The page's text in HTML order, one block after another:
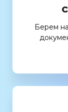
Берем